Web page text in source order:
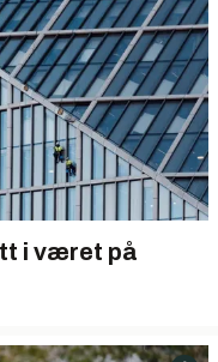
i været på